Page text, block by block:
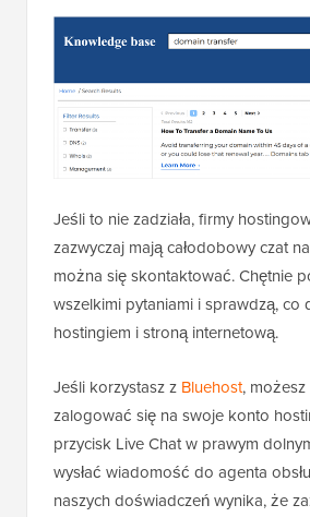
Jeśli to nie zadziała, firmy
zazwyczaj mają całodobowy czat
można się skontaktować. Chętnie
wszelkimi pytaniami i sprawdzą, co
hostingiem i stroną internetową.
Jeśli korzystasz z Bluehost,
zalogować się na swoje konto
przycisk Live Chat w prawym
wysłać wiadomość do agenta
naszych doświadczeń wynika, że